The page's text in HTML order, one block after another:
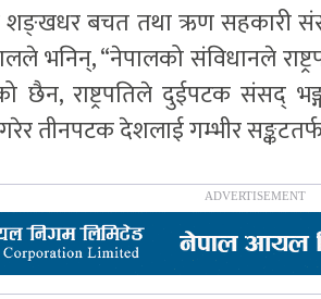
शङ्खधर बचत तथा ऋण सहकारी
भनिन्, “नेपालको संविधानले
छैन, राष्ट्रपतिले दुईपटक संसद्
तीनपटक देशलाई गम्भीर